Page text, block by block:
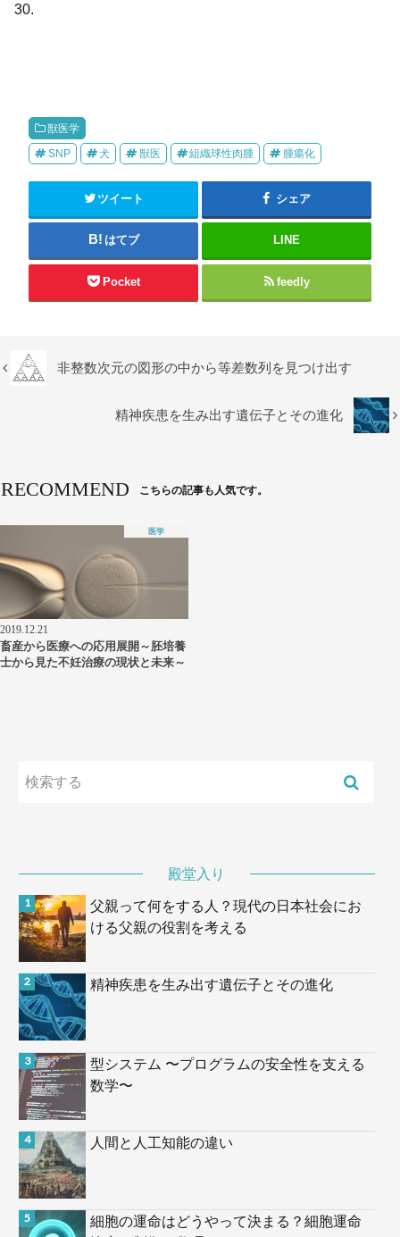
30.
獣医学
SNP 犬 獣医 組織球性肉腫 腫瘍化
ツイート シェア
はてブ LINE
Pocket feedly
非整数次元の図形の中から等差数列を見つけ出す
精神疾患を生み出す遺伝子とその進化
RECOMMEND こちらの記事も人気です。
医学
2019.12.21
畜産から医療への応用展開～胚培養
士から見た不妊治療の現状と未来～
殿堂入り
父親って何をする人？現代の日本社会にお
ける父親の役割を考える
精神疾患を生み出す遺伝子とその進化
型システム 〜プログラムの安全性を支える
数学〜
人間と人工知能の違い
細胞の運命はどうやって決まる？細胞運命